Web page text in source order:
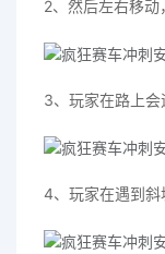
2、然后左右移动
3、玩家在路上会
4、玩家在遇到斜